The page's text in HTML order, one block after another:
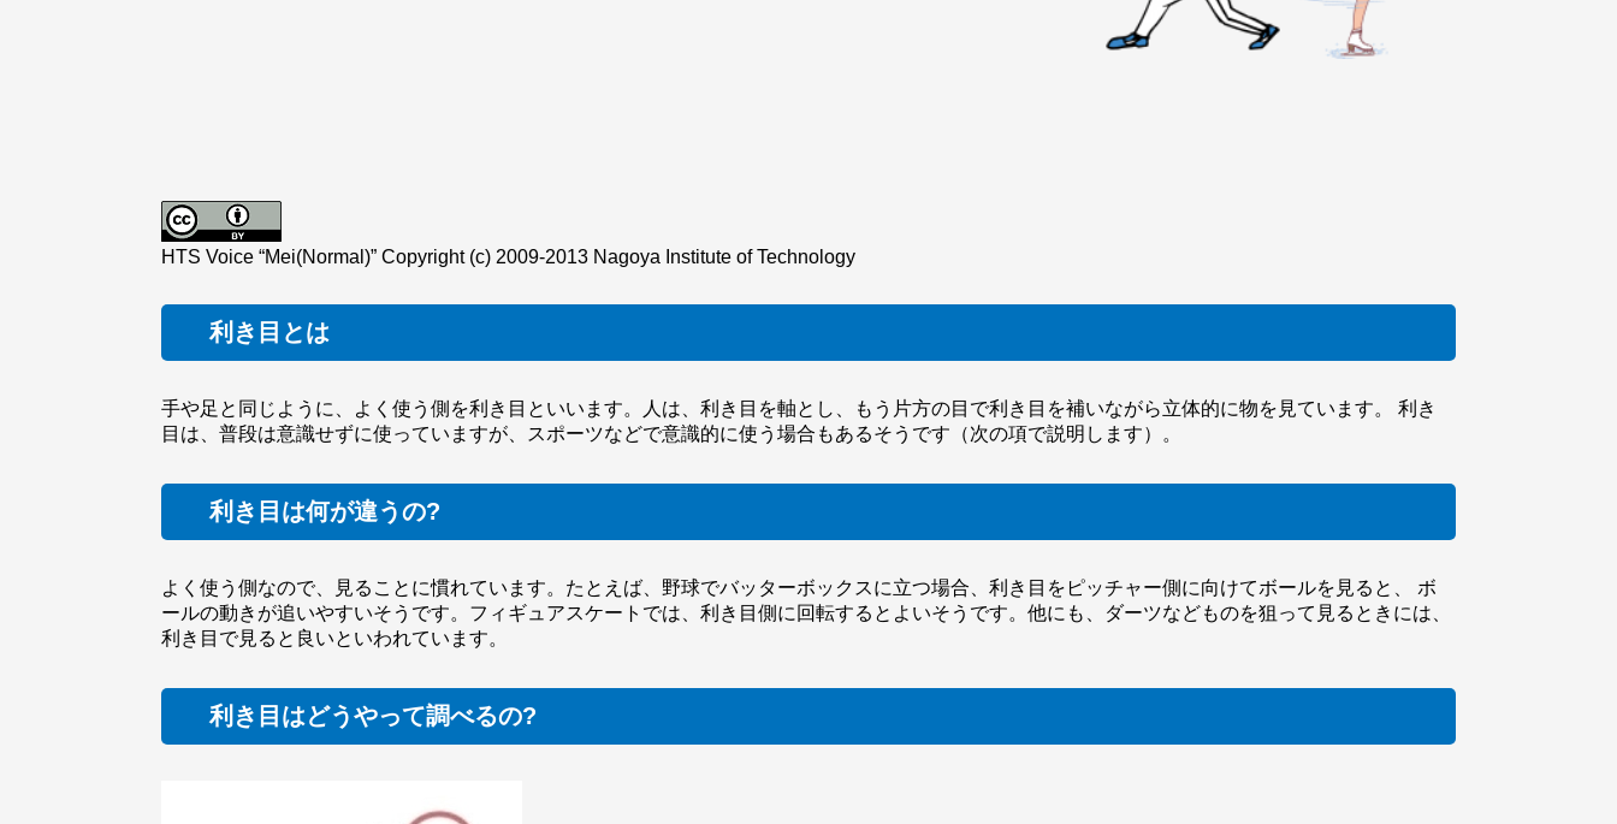
HTS Voice “Mei(Normal)” Copyright (c) 2009-2013 Nagoya Institute of Technology
利き目とは
手や足と同じように、よく使う側を利き目といいます。人は、利き目を軸とし、もう片方の目で利き目を補いながら立体的に物を見ています。 利き
目は、普段は意識せずに使っていますが、スポーツなどで意識的に使う場合もあるそうです（次の項で説明します）。
利き目は何が違うの?
よく使う側なので、見ることに慣れています。たとえば、野球でバッターボックスに立つ場合、利き目をピッチャー側に向けてボールを見ると、 ボ
ールの動きが追いやすいそうです。フィギュアスケートでは、利き目側に回転するとよいそうです。他にも、ダーツなどものを狙って見るときには、
利き目で見ると良いといわれています。
利き目はどうやって調べるの?